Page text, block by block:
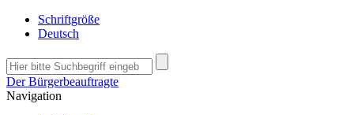
Schriftgröße
Deutsch
Der Bürgerbeauftragte
Navigation